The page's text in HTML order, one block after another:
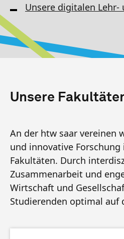
Unsere digitalen Lehr-
Unsere
An der htw saar vereinen
und innovative
Fakultäten. Durch
Zusammenarbeit und
Wirtschaft und
Studierenden optimal auf